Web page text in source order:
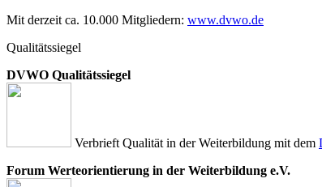
Mit derzeit ca. 10.000 Mitgliedern: www.dvwo.de
Qualitätssiegel
DVWO Qualitätssiegel
Verbrieft Qualität in der Weiterbildung mit dem
Forum Werteorientierung in der Weiterbildung e.V.